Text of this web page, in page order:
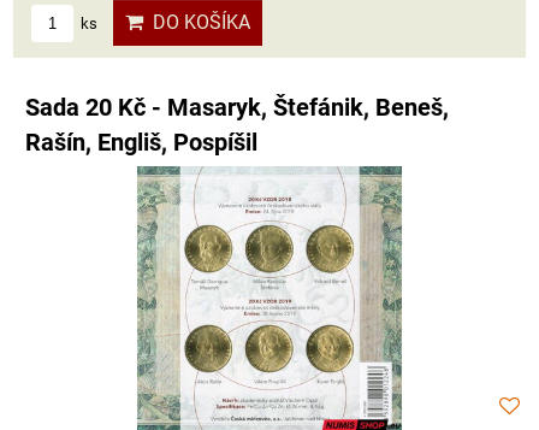
ks DO KOŠÍKA
Sada 20 Kč - Masaryk, Štefánik, Beneš,
Rašín, Engliš, Pospíšil